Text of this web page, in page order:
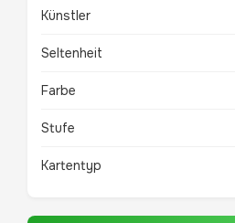
Künstler
Seltenheit
Farbe
Stufe
Kartentyp